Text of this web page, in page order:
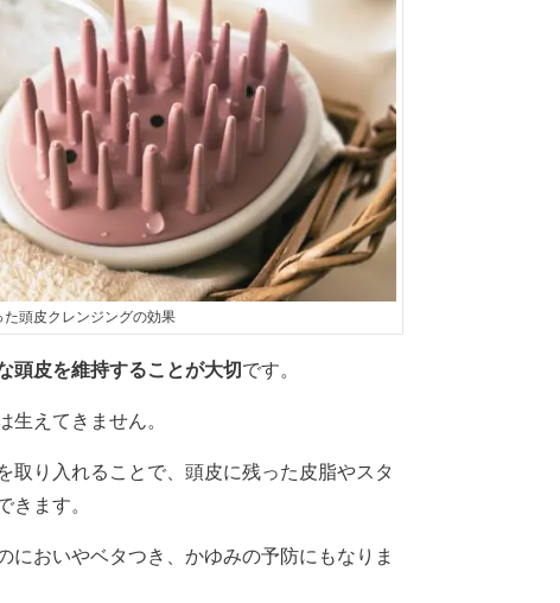
た頭皮クレンジングの効果
頭皮を維持することが大切 です。
生えてきません。
取り入れることで、頭皮に残った皮脂やスタ
きます。
においやベタつき、かゆみの予防にもなりま